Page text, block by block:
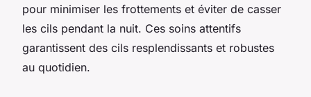
pour minimiser les frottements et éviter de casser
les cils pendant la nuit. Ces soins attentifs
garantissent des cils resplendissants et robustes
au quotidien.